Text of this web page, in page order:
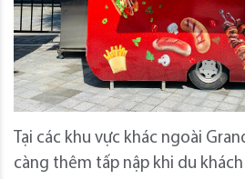
Tại các khu vực khác ngoài
càng thêm tấp nập khi du